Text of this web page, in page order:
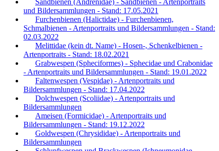
und Bildersammlungen - Stand: 17.05.2021
Furchenbienen (Halictidae) - Furchenbienen,
Schmalbienen - Artenportraits und Bildersammlungen - Stand:
02.03.2022
Melittidae (kein dt. Name) - Hosen-, Schenkelbienen -
Artenportraits - Stand: 18.02.2021
Grabwespen (Spheciformes) - Sphecidae und Crabonidae
- Artenportraits und Bildersammlungen - Stand: 19.01.2022
Faltenwespen (Vespidae) - Artenportraits und
Bildersammlungen - Stand: 17.04.2022
Dolchwespen (Scoliidae) - Artenportraits und
Bildersammlungen
Ameisen (Formicidae) - Artenportraits und
Bildersammlungen - Stand: 19.12.2022
Goldwespen (Chrysididae) - Artenportraits und
Bildersammlungen